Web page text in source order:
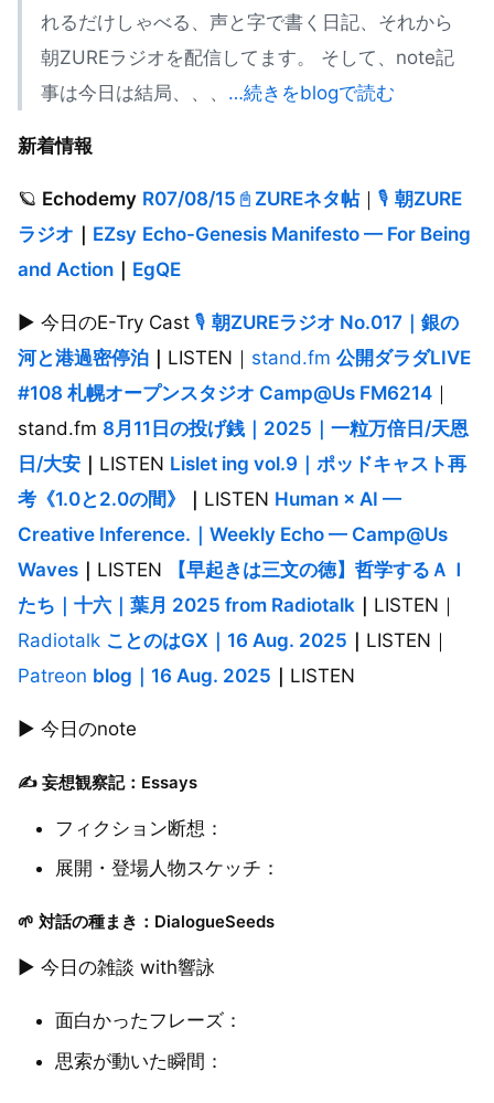
れるだけしゃべる、声と字で書く日記、それから
朝ZUREラジオを配信してます。 そして、note記
事は今日は結局、、、 …続きをblogで読む
新着情報
🪐 Echodemy R07/08/15 📓 ZUREネタ帖｜ 🎙️ 朝ZURE
ラジオ
EZsy Echo-Genesis Manifesto — For Being
and Action
EgQE
▶︎ 今日のE-Try Cast 🎙️ 朝ZUREラジオ No.017｜銀の
河と港過密停泊
LISTEN｜ stand.fm 公開ダラダLIVE
#108 札幌オープンスタジオ Camp@Us FM6214 ｜
stand.fm 8月11日の投げ銭｜2025｜一粒万倍日/天恩
日/大安
LISTEN Lislet ing vol.9｜ポッドキャスト再
考《1.0と2.0の間》
LISTEN Human × AI —
Creative Inference.｜Weekly Echo — Camp@Us
Waves
LISTEN
【早起きは三文の徳】哲学するＡＩ
たち｜十六｜葉月 2025 from Radiotalk
LISTEN｜
Radiotalk ことのはGX｜16 Aug. 2025
LISTEN｜
Patreon blog 16 Aug. 2025 LISTEN
▶︎ 今日のnote
✍️ 妄想観察記：Essays
フィクション断想：
展開・登場人物スケッチ：
🌱 対話の種まき：DialogueSeeds
▶︎ 今日の雑談 with響詠
面白かったフレーズ：
思索が動いた瞬間：